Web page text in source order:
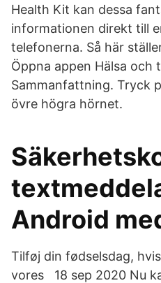
Health Kit kan dessa
informationen direkt till
telefonerna. Så här
Öppna appen Hälsa och
Sammanfattning. Tryck
övre högra hörnet.
Android
Tilføj din fødselsdag,
vores 18 sep 2020 Nu